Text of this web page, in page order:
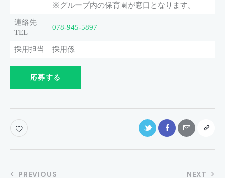
※グループ内の保育園が窓口となります。
連絡先
TEL
078-945-5897
採用担当 採用係
応募する
PREVIOUS NEXT